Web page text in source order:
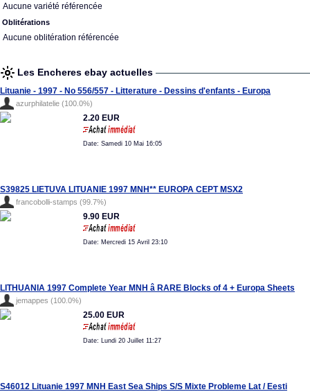
Aucune variété référencée
Oblitérations
Aucune oblitération référencée
Les Encheres ebay actuelles
Lituanie - 1997 - No 556/557 - Litterature - Dessins d'enfants - Europa
azurphilatelie (100.0%)
2.20 EUR
Date: Samedi 10 Mai 16:05
S39825 LIETUVA LITUANIE 1997 MNH** EUROPA CEPT MSX2
francobolli-stamps (99.7%)
9.90 EUR
Date: Mercredi 15 Avril 23:10
LITHUANIA 1997 Complete Year MNH â RARE Blocks of 4 + Europa Sheets
jemappes (100.0%)
25.00 EUR
Date: Lundi 20 Juillet 11:27
S46012 Lituanie 1997 MNH East Sea Ships S/S Mixte Probleme Lat / Eesti